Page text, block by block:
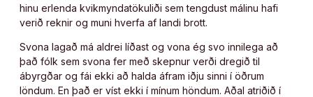
hinu erlenda kvikmyndatökuliði sem tengdust málinu hafi
verið reknir og muni hverfa af landi brott.
Svona lagað má aldrei líðast og vona ég svo innilega að
það fólk sem svona fer með skepnur verði dregið til
ábyrgðar og fái ekki að halda áfram iðju sinni í öðrum
löndum. En það er víst ekki í mínum höndum. Aðal atriðið í